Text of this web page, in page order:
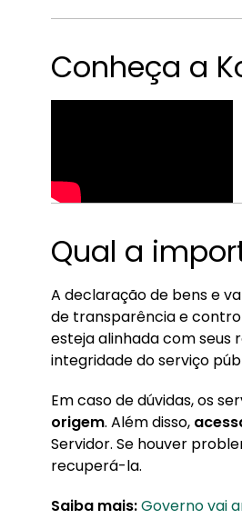
Conheça a
Qual a
A declaração de bens e
de transparência e
esteja alinhada com seus
integridade do serviço
Em caso de dúvidas, os
origem. Além disso,
Servidor. Se houver
recuperá-la.
Saiba mais:Governo vai